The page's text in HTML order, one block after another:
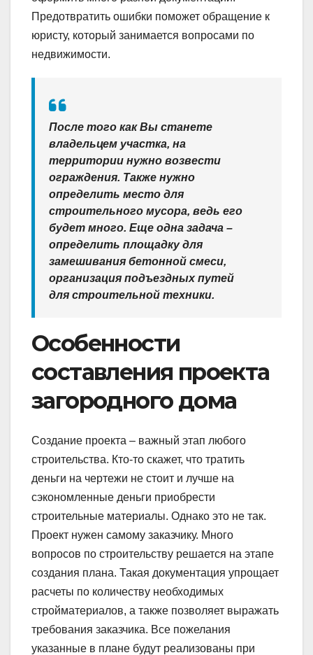
Предотвратить ошибки поможет обращение к
юристу, который занимается вопросами по
недвижимости.
После того как Вы станете
владельцем участка, на
территории нужно возвести
ограждения. Также нужно
определить место для
строительного мусора, ведь его
будет много. Еще одна задача –
определить площадку для
замешивания бетонной смеси,
организация подъездных путей
для строительной техники.
Особенности
составления проекта
загородного дома
Создание проекта – важный этап любого
строительства. Кто-то скажет, что тратить
деньги на чертежи не стоит и лучше на
сэкономленные деньги приобрести
строительные материалы. Однако это не так.
Проект нужен самому заказчику. Много
вопросов по строительству решается на этапе
создания плана. Такая документация упрощает
расчеты по количеству необходимых
стройматериалов, а также позволяет выражать
требования заказчика. Все пожелания
указанные в плане будут реализованы при